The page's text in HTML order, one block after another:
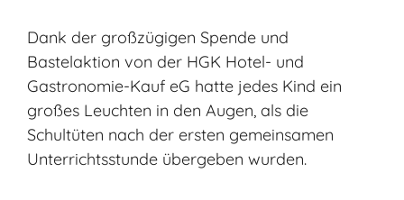
Dank der großzügigen Spende und
Bastelaktion von der HGK Hotel- und
Gastronomie-Kauf eG hatte jedes Kind ein
großes Leuchten in den Augen, als die
Schultüten nach der ersten gemeinsamen
Unterrichtsstunde übergeben wurden.